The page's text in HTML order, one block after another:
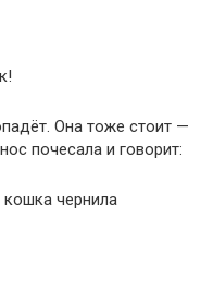
Она тоже стоит —
почесала и говорит:
чернила